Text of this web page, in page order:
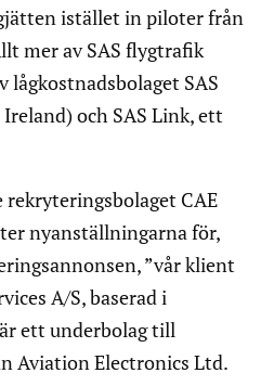
istället in piloter från
mer av SAS flygtrafik
lågkostnadsbolaget SAS
och SAS Link, ett
CAE
nyanställningarna för,
”vår klient
A/S, baserad i
ett underbolag till
Aviation Electronics Ltd.